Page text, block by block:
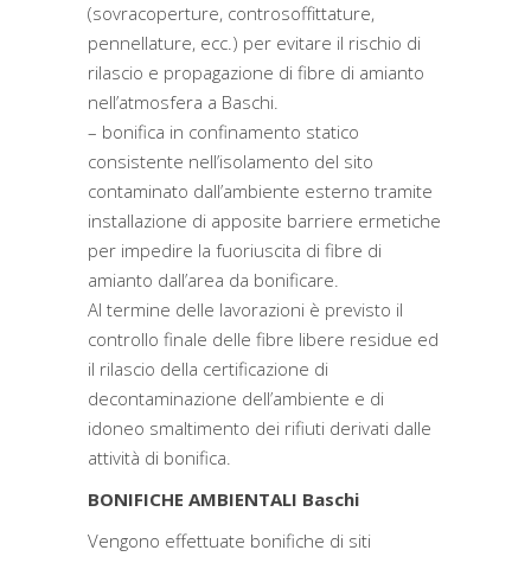
(sovracoperture, controsoffittature,
pennellature, ecc.) per evitare il rischio di
rilascio e propagazione di fibre di amianto
nell’atmosfera a Baschi.
– bonifica in confinamento statico
consistente nell’isolamento del sito
contaminato dall’ambiente esterno tramite
installazione di apposite barriere ermetiche
per impedire la fuoriuscita di fibre di
amianto dall’area da bonificare.
Al termine delle lavorazioni è previsto il
controllo finale delle fibre libere residue ed
il rilascio della certificazione di
decontaminazione dell’ambiente e di
idoneo smaltimento dei rifiuti derivati dalle
attività di bonifica.
BONIFICHE AMBIENTALI Baschi
Vengono effettuate bonifiche di siti